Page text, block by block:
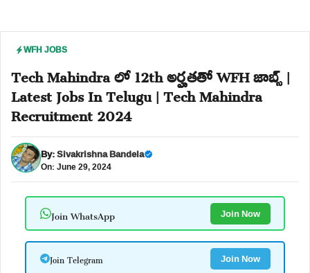
WFH JOBS
Tech Mahindra లో 12th అర్హతతో WFH జాబ్స్ |
Latest Jobs In Telugu | Tech Mahindra
Recruitment 2024
By:Sivakrishna Bandela
On: June 29, 2024
Join WhatsApp Join Now
Join Telegram Join Now